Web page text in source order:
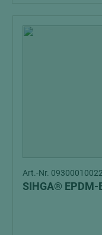
Art.-Nr. 09300010022
SIHGA®